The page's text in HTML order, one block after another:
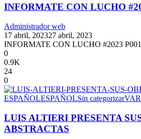
INFORMATE CON LUCHO
Administrador web
17 abril, 202327 abril, 2023
INFORMATE CON LUCHO #2023 P001
0
0.9K
24
0
ESPAÑOLESPAÑOLSin categorizar
LUIS ALTIERI PRESENTA
ABSTRACTAS